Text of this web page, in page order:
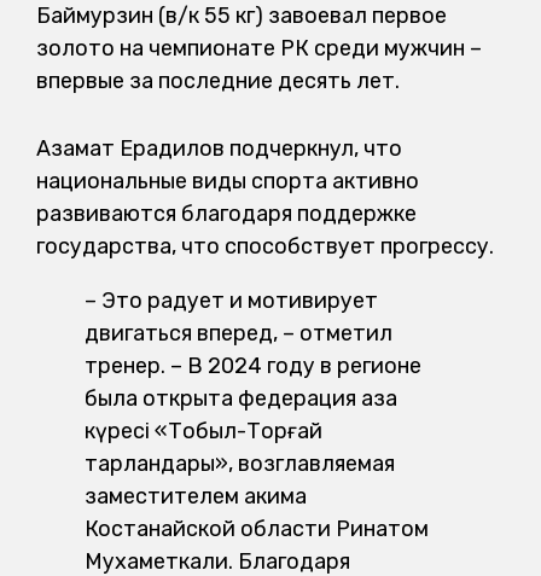
Баймурзин (в/к 55 кг) завоевал первое
золото на чемпионате РК среди мужчин –
впервые за последние десять лет.
Азамат Ерадилов подчеркнул, что
национальные виды спорта активно
развиваются благодаря поддержке
государства, что способствует прогрессу.
– Это радует и мотивирует
двигаться вперед, – отметил
тренер. – В 2024 году в регионе
была открыта федерация қазақ
күресі «Тобыл-Торғай
тарландары», возглавляемая
заместителем акима
Костанайской области Ринатом
Мухаметкали. Благодаря